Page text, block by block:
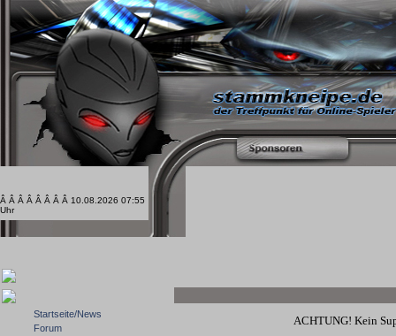
Â Â Â Â Â Â Â Â 10.08.2026 07:55
Uhr
Startseite/News
Forum
ACHTUNG! Kein